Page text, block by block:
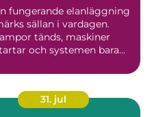
fungerande elanläggning
sällan i vardagen.
tänds, maskiner
och systemen bara...
31. jul